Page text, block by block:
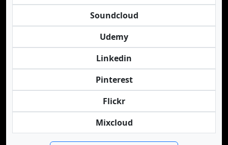
Soundcloud
Udemy
Linkedin
Pinterest
Flickr
Mixcloud